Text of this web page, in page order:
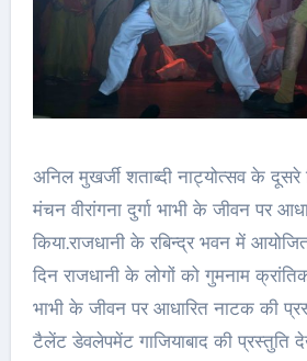
अनिल मुखर्जी शताब्दी नाट्योत्सव के
मंचन वीरांगना दुर्गा भाभी के जीवन पर
किया.राजधानी के रबिन्द्र भवन में
दिन राजधानी के लोगों को गुमनाम
भाभी के जीवन पर आधारित नाटक की
टैलेंट डेवलेपमेंट गाजियाबाद की प्रस्तुति